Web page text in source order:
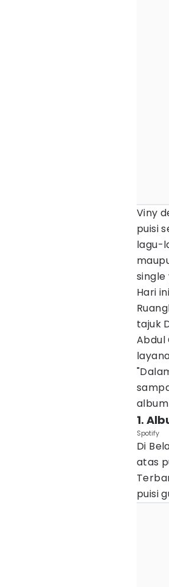
Viny
puisi
lagu-
Hari
tajuk
Abdul
1.
Spotify
Di
atas
puisi